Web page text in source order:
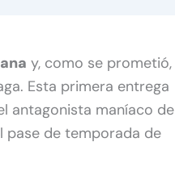
y, como se prometió,
Esta primera entrega
antagonista maníaco de
pase de temporada de